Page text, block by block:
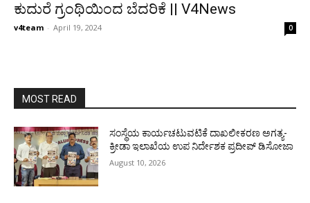
ಕುದುರೆ ಗ್ರಂಥಿಯಿಂದ ಬೆದರಿಕೆ || V4News
v4team - April 19, 2024 0
MOST READ
ಸಂಸ್ಥೆಯ ಕಾರ್ಯಚಟುವಟಿಕೆ ದಾಖಲೀಕರಣ ಅಗತ್ಯ-
ಕ್ರೀಡಾ ಇಲಾಖೆಯ ಉಪ ನಿರ್ದೇಶಕ ಪ್ರದೀಪ್ ಡಿಸೋಜಾ
August 10, 2026